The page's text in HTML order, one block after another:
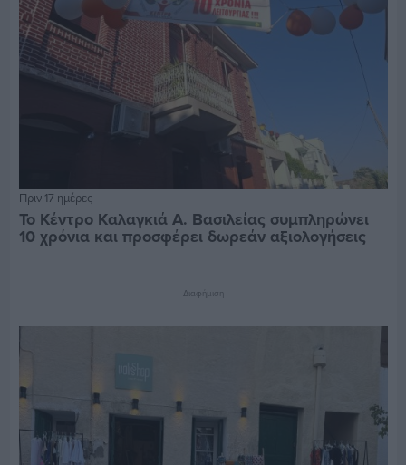
Πριν 17 ημέρες
Το Κέντρο Καλαγκιά Α. Βασιλείας συμπληρώνει
10 χρόνια και προσφέρει δωρεάν αξιολογήσεις
Διαφήμιση